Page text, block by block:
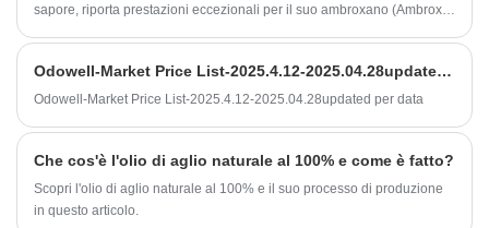
sapore, riporta prestazioni eccezionali per il suo ambroxano (Ambrox,
competitivi.
Odowell-Market Price List-2025.4.12-2025.04.28updated per data
Odowell-Market Price List-2025.4.12-2025.04.28updated per data
Che cos'è l'olio di aglio naturale al 100% e come è fatto?
Scopri l'olio di aglio naturale al 100% e il suo processo di produzione
in questo articolo.